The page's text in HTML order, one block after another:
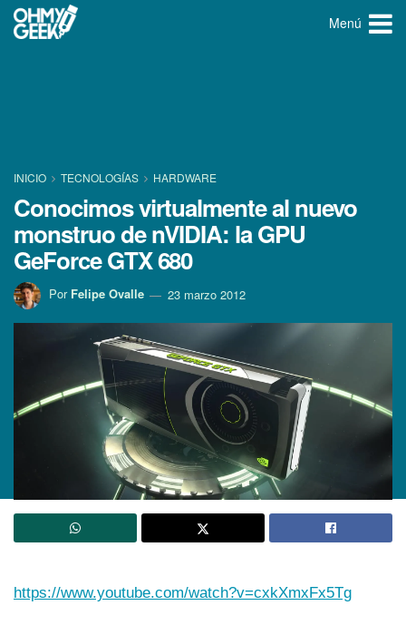
Menú
INICIO TECNOLOGÍ­AS HARDWARE
Conocimos virtualmente al nuevo
monstruo de nVIDIA: la GPU
GeForce GTX 680
Por Felipe Ovalle 23 marzo 2012
https://www.youtube.com/watch?v=cxkXmxFx5Tg